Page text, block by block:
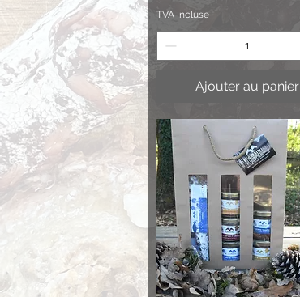
TVA Incluse
Ajouter au panier